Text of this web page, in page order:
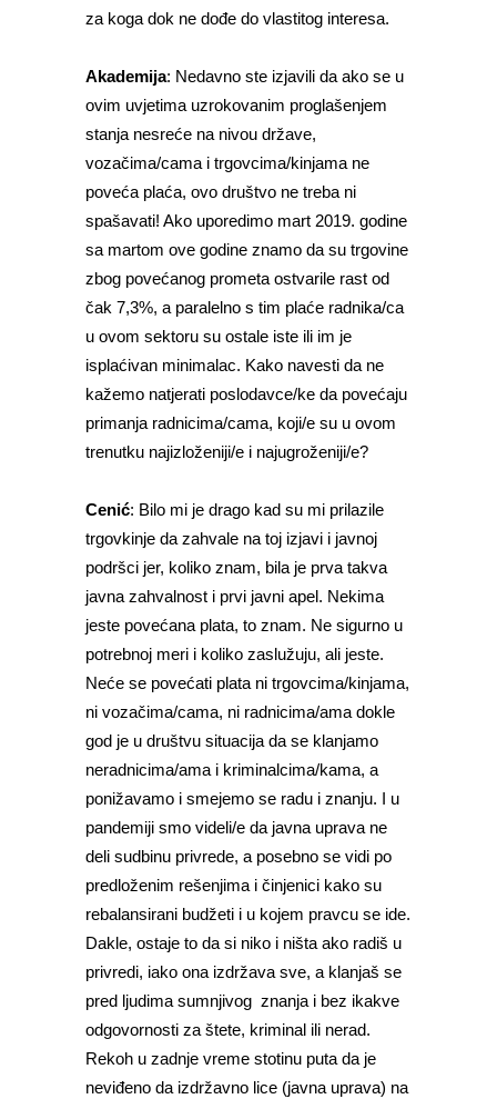
za koga dok ne dođe do vlastitog interesa.
Akademija: Nedavno ste izjavili da ako se u
ovim uvjetima uzrokovanim proglašenjem
stanja nesreće na nivou države,
vozačima/cama i trgovcima/kinjama ne
poveća plaća, ovo društvo ne treba ni
spašavati! Ako uporedimo mart 2019. godine
sa martom ove godine znamo da su trgovine
zbog povećanog prometa ostvarile rast od
čak 7,3%, a paralelno s tim plaće radnika/ca
u ovom sektoru su ostale iste ili im je
isplaćivan minimalac. Kako navesti da ne
kažemo natjerati poslodavce/ke da povećaju
primanja radnicima/cama, koji/e su u ovom
trenutku najizloženiji/e i najugroženiji/e?
Cenić: Bilo mi je drago kad su mi prilazile
trgovkinje da zahvale na toj izjavi i javnoj
podršci jer, koliko znam, bila je prva takva
javna zahvalnost i prvi javni apel. Nekima
jeste povećana plata, to znam. Ne sigurno u
potrebnoj meri i koliko zaslužuju, ali jeste.
Neće se povećati plata ni trgovcima/kinjama,
ni vozačima/cama, ni radnicima/ama dokle
god je u društvu situacija da se klanjamo
neradnicima/ama i kriminalcima/kama, a
ponižavamo i smejemo se radu i znanju. I u
pandemiji smo videli/e da javna uprava ne
deli sudbinu privrede, a posebno se vidi po
predloženim rešenjima i činjenici kako su
rebalansirani budžeti i u kojem pravcu se ide.
Dakle, ostaje to da si niko i ništa ako radiš u
privredi, iako ona izdržava sve, a klanjaš se
pred ljudima sumnjivog znanja i bez ikakve
odgovornosti za štete, kriminal ili nerad.
Rekoh u zadnje vreme stotinu puta da je
neviđeno da izdržavno lice (javna uprava) na